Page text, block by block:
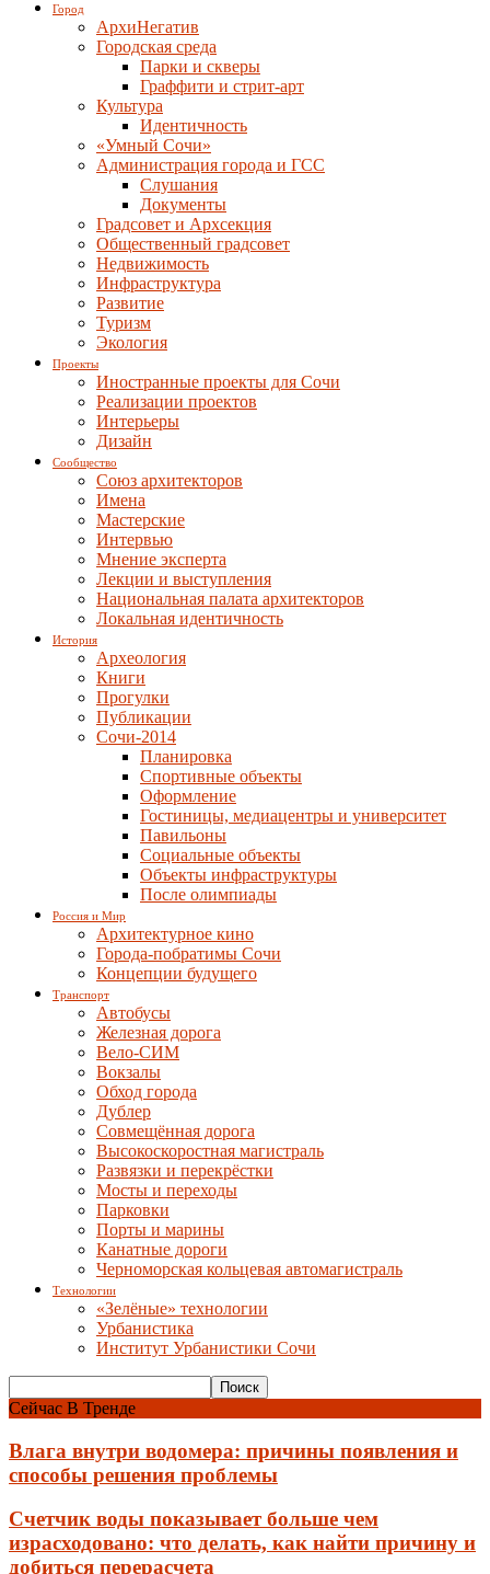
Город
АрхиНегатив
Городская среда
Парки и скверы
Граффити и стрит-арт
Культура
Идентичность
«Умный Сочи»
Администрация города и ГСС
Слушания
Документы
Градсовет и Архсекция
Общественный градсовет
Недвижимость
Инфраструктура
Развитие
Туризм
Экология
Проекты
Иностранные проекты для Сочи
Реализации проектов
Интерьеры
Дизайн
Сообщество
Союз архитекторов
Имена
Мастерские
Интервью
Мнение эксперта
Лекции и выступления
Национальная палата архитекторов
Локальная идентичность
История
Археология
Книги
Прогулки
Публикации
Сочи-2014
Планировка
Спортивные объекты
Оформление
Гостиницы, медиацентры и университет
Павильоны
Социальные объекты
Объекты инфраструктуры
После олимпиады
Россия и Мир
Архитектурное кино
Города-побратимы Сочи
Концепции будущего
Транспорт
Автобусы
Железная дорога
Вело-СИМ
Вокзалы
Обход города
Дублер
Совмещённая дорога
Высокоскоростная магистраль
Развязки и перекрёстки
Мосты и переходы
Парковки
Порты и марины
Канатные дороги
Черноморская кольцевая автомагистраль
Технологии
«Зелёные» технологии
Урбанистика
Институт Урбанистики Сочи
Сейчас В Тренде
Влага внутри водомера: причины появления и
способы решения проблемы
Счетчик воды показывает больше чем
израсходовано: что делать, как найти причину и
добиться перерасчета